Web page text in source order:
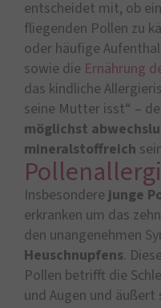
entscheidet mit, ob
fliegenden Pollen zu
oder häufige
sowie die Ernährung
das kindliche
seine Mutter isst“ –
möglichst
mineralstoffreich
Insbesonderejunge
erkranken um das
den unangenehmen
Heuschnupfens.
Pollen betrifft die
und Augen und äußert